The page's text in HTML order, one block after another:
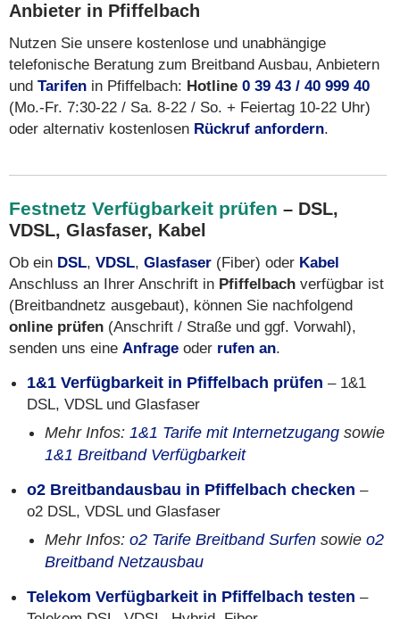
Anbieter in Pfiffelbach
Nutzen Sie unsere kostenlose und unabhängige
telefonische Beratung zum Breitband Ausbau, Anbietern
und Tarifen in Pfiffelbach: Hotline 0 39 43 / 40 999 40
(Mo.-Fr. 7:30-22 / Sa. 8-22 / So. + Feiertag 10-22 Uhr)
oder alternativ kostenlosen Rückruf anfordern.
Festnetz Verfügbarkeit prüfen – DSL,
VDSL, Glasfaser, Kabel
Ob ein DSL, VDSL, Glasfaser (Fiber) oder Kabel
Anschluss an Ihrer Anschrift in Pfiffelbach verfügbar ist
(Breitbandnetz ausgebaut), können Sie nachfolgend
online prüfen (Anschrift / Straße und ggf. Vorwahl),
senden uns eine Anfrage oder rufen an.
1&1 Verfügbarkeit in Pfiffelbach prüfen – 1&1
DSL, VDSL und Glasfaser
Mehr Infos: 1&1 Tarife mit Internetzugang sowie
1&1 Breitband Verfügbarkeit
o2 Breitbandausbau in Pfiffelbach checken –
o2 DSL, VDSL und Glasfaser
Mehr Infos: o2 Tarife Breitband Surfen sowie o2
Breitband Netzausbau
Telekom Verfügbarkeit in Pfiffelbach testen –